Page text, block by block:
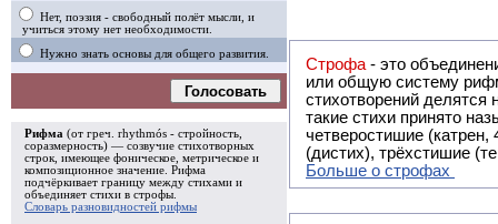
Нет, поэзия - свободный полёт мысли, и
учиться этому нет необходимости.
Нужно знать основы для общего развития.
Голосовать
Рифма (от греч. rhythmós - стройность,
соразмерность) — созвучие стихотворных
строк, имеющее фоническое, метрическое и
композиционное значение. Рифма
подчёркивает границу между стихами и
объединяет стихи в строфы
Словарь разновидностей рифмы
Строфа - это объединение двух
или общую систему рифм, и регулярно или периодически
стихотворений делятся на строфы и т.о. являются строфическими.
такие стихи принято называть астрофическими. Самая популярная строфа в русской поэзии -
четверостишие
(дистих), трёхстишие
Больше о строфах